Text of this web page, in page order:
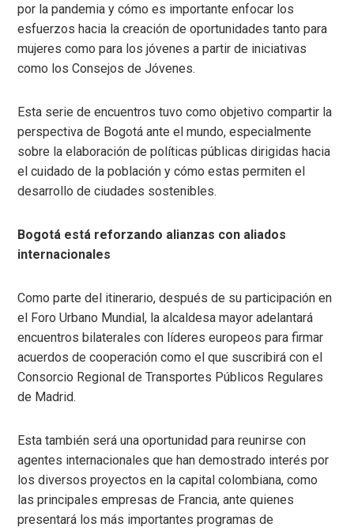
por la pandemia y cómo es importante enfocar los
esfuerzos hacia la creación de oportunidades tanto para
mujeres como para los jóvenes a partir de iniciativas
como los Consejos de Jóvenes.
Esta serie de encuentros tuvo como objetivo compartir la
perspectiva de Bogotá ante el mundo, especialmente
sobre la elaboración de políticas públicas dirigidas hacia
el cuidado de la población y cómo estas permiten el
desarrollo de ciudades sostenibles.
Bogotá está reforzando alianzas con aliados
internacionales
Como parte del itinerario, después de su participación en
el Foro Urbano Mundial, la alcaldesa mayor adelantará
encuentros bilaterales con líderes europeos para firmar
acuerdos de cooperación como el que suscribirá con el
Consorcio Regional de Transportes Públicos Regulares
de Madrid.
Esta también será una oportunidad para reunirse con
agentes internacionales que han demostrado interés por
los diversos proyectos en la capital colombiana, como
las principales empresas de Francia, ante quienes
presentará los más importantes programas de